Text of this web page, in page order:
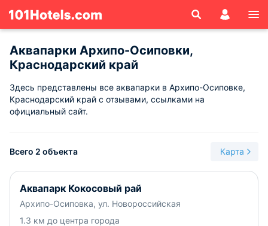
Аквапарки Архипо-Осиповки,
Краснодарский край
Здесь представлены все аквапарки в Архипо-Осиповке,
Краснодарский край с отзывами, ссылками на
официальный сайт.
Всего 2 объекта Карта
Аквапарк Кокосовый рай
Архипо-Осиповка, ул. Новороссийская
1.3 км до центра города